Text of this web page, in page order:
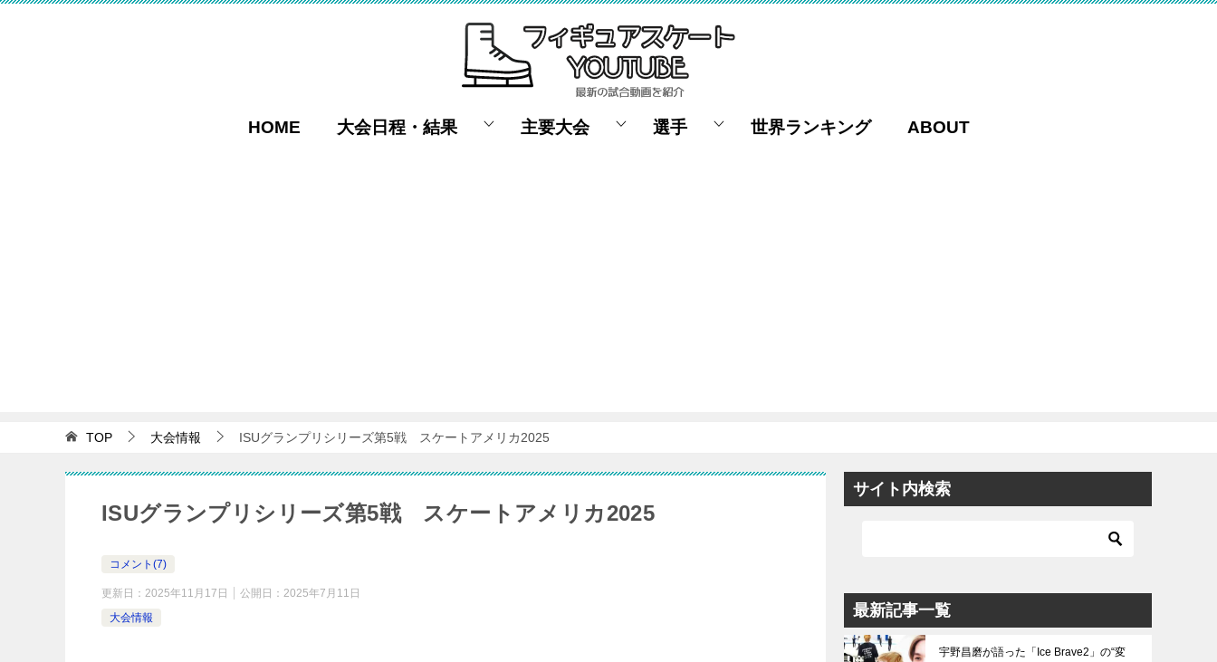
HOME 大会日程・結果 主要大会 選手 世界ランキング ABOUT
TOP 大会情報 ISUグランプリシリーズ第5戦 スケートアメリカ2025
ISUグランプリシリーズ第5戦 スケートアメリカ2025
コメント(7)
更新日： 2025年11月17日 公開日： 2025年7月11日
大会情報
サイト内検索
最新記事一覧
宇野昌磨が語った「Ice Brave2」の“変